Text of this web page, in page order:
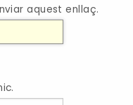
aquest enllaç.